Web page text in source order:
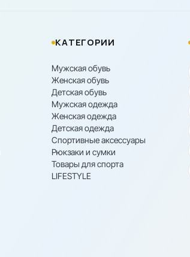
КАТЕГОРИИ
Мужская обувь
Женская обувь
Детская обувь
Мужская одежда
Женская одежда
Детская одежда
Спортивные аксессуары
Рюкзаки и сумки
Товары для спорта
LIFESTYLE